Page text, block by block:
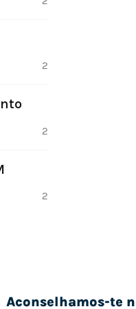
2
2
2
Aconselhamos-te